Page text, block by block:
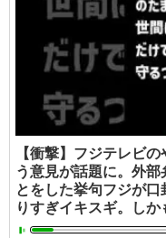
【衝撃】フジテレビ
う意見が話題に。外部
とをした挙句フジが
りすぎイキスギ。し